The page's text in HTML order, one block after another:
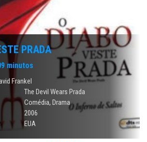
PRADA
minutos
Frankel
The Devil Wears Prada
Comédia, Drama
2006
EUA